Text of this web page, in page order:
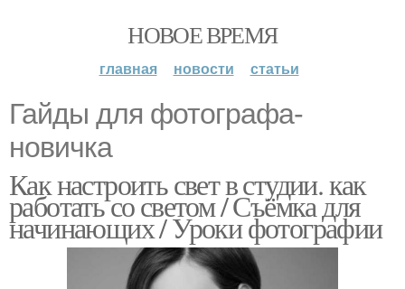
НОВОЕ ВРЕМЯ
главная новости статьи
Гайды для фотографа-
новичка
Как настроить свет в студии. как
работать со светом / Съёмка для
начинающих / Уроки фотографии